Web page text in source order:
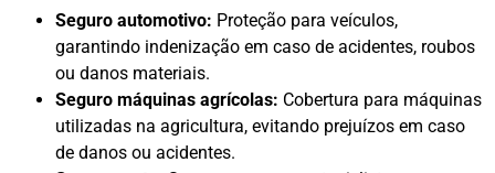
Seguro automotivo: Proteção para veículos,
garantindo indenização em caso de acidentes, roubos
ou danos materiais.
Seguro máquinas agrícolas: Cobertura para máquinas
utilizadas na agricultura, evitando prejuízos em caso
de danos ou acidentes.